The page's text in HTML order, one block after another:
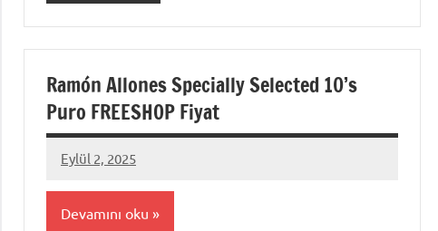
Ramón Allones Specially Selected 10’s
Puro FREESHOP Fiyat
Eylül 2, 2025
admin
Devamını oku